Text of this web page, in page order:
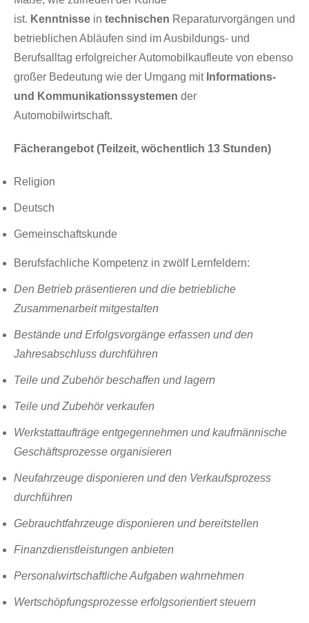
ist. Kenntnisse in technischen Reparaturvorgängen und
betrieblichen Abläufen sind im Ausbildungs- und
Berufsalltag erfolgreicher Automobilkaufleute von ebenso
großer Bedeutung wie der Umgang mit Informations-
und Kommunikationssystemen der
Automobilwirtschaft.
Fächerangebot (Teilzeit, wöchentlich 13 Stunden)
Religion
Deutsch
Gemeinschaftskunde
Berufsfachliche Kompetenz in zwölf Lernfeldern:
Den Betrieb präsentieren und die betriebliche
Zusammenarbeit mitgestalten
Bestände und Erfolgsvorgänge erfassen und den
Jahresabschluss durchführen
Teile und Zubehör beschaffen und lagern
Teile und Zubehör verkaufen
Werkstattaufträge entgegennehmen und kaufmännische
Geschäftsprozesse organisieren
Neufahrzeuge disponieren und den Verkaufsprozess
durchführen
Gebrauchtfahrzeuge disponieren und bereitstellen
Finanzdienstleistungen anbieten
Personalwirtschaftliche Aufgaben wahrnehmen
Wertschöpfungsprozesse erfolgsorientiert steuern